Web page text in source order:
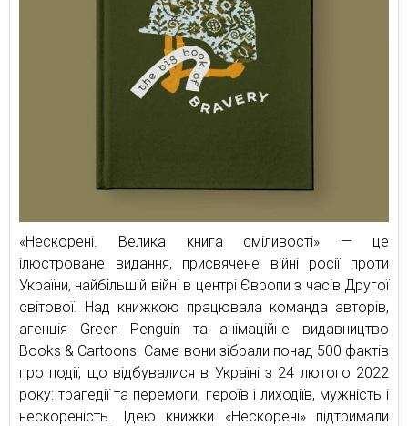
«Нескорені. Велика книга сміливості» — це
ілюстроване видання, присвячене війні росії проти
України, найбільшій війні в центрі Європи з часів Другої
світової. Над книжкою працювала команда авторів,
агенція Green Penguin та анімаційне видавництво
Books & Cartoons. Саме вони зібрали понад 500 фактів
про події, що відбувалися в Україні з 24 лютого 2022
року: трагедії та перемоги, героїв і лиходіїв, мужність і
нескореність. Ідею книжки «Нескорені» підтримали